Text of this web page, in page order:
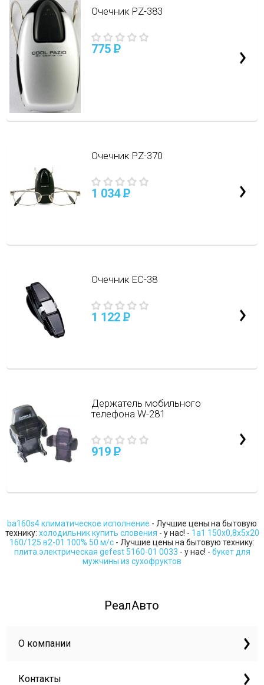
Очечник PZ-383
775 P
Очечник PZ-370
1 034P
Очечник EC-38
1 122 P
Держатель мобильного
телефона W-281
919 P
ba160s4 климатическое исполнение - Лучшие цены на бытовую
технику: холодильник купить словения - у нас! - 1a1 150х0,8х5х20
160/125 в2-01 100% 50 м/с - Лучшие цены на бытовую технику:
плита электрическая gefest 5160-01 0033 - у нас! - букет для
мужчины из сухофруктов
РеалАвто
О компании
Контакты